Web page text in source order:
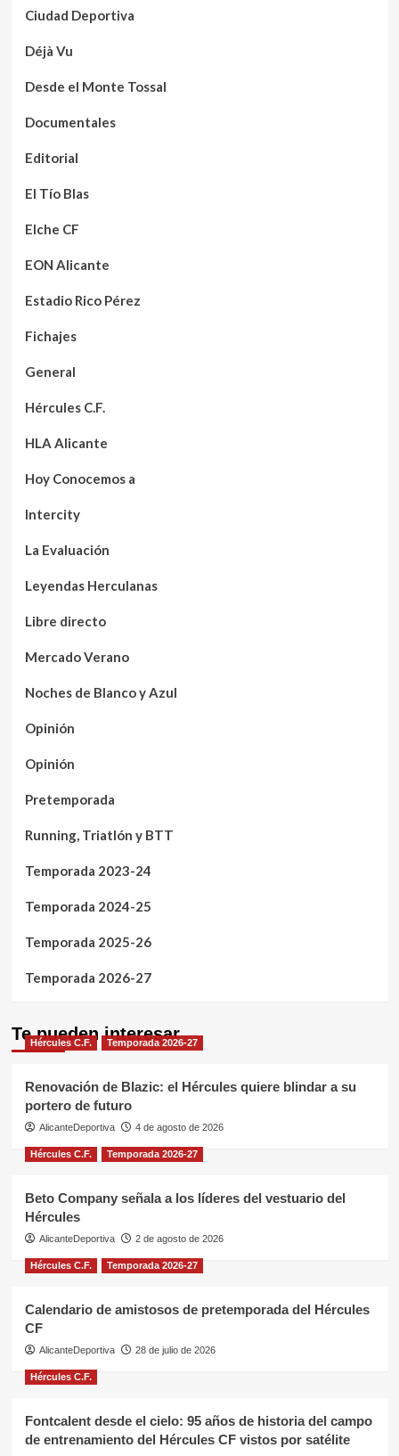
Ciudad Deportiva
Déjà Vu
Desde el Monte Tossal
Documentales
Editorial
El Tío Blas
Elche CF
EON Alicante
Estadio Rico Pérez
Fichajes
General
Hércules C.F.
HLA Alicante
Hoy Conocemos a
Intercity
La Evaluación
Leyendas Herculanas
Libre directo
Mercado Verano
Noches de Blanco y Azul
Opinión
Opinión
Pretemporada
Running, Triatlón y BTT
Temporada 2023-24
Temporada 2024-25
Temporada 2025-26
Temporada 2026-27
Te pueden interesar
Hércules C.F. Temporada 2026-27
Renovación de Blazic: el Hércules quiere blindar a su
portero de futuro
AlicanteDeportiva 4 de agosto de 2026
Hércules C.F. Temporada 2026-27
Beto Company señala a los líderes del vestuario del
Hércules
AlicanteDeportiva 2 de agosto de 2026
Hércules C.F. Temporada 2026-27
Calendario de amistosos de pretemporada del Hércules
CF
AlicanteDeportiva 28 de julio de 2026
Hércules C.F.
Fontcalent desde el cielo: 95 años de historia del campo
de entrenamiento del Hércules CF vistos por satélite